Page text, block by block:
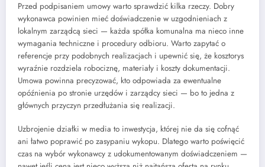
Przed podpisaniem umowy warto sprawdzić kilka rzeczy. Dobry
wykonawca powinien mieć doświadczenie w uzgodnieniach z
lokalnym zarządcą sieci — każda spółka komunalna ma nieco inne
wymagania techniczne i procedury odbioru. Warto zapytać o
referencje przy podobnych realizacjach i upewnić się, że kosztorys
wyraźnie rozdziela robociznę, materiały i koszty dokumentacji.
Umowa powinna precyzować, kto odpowiada za ewentualne
opóźnienia po stronie urzędów i zarządcy sieci — bo to jedna z
głównych przyczyn przedłużania się realizacji.
Uzbrojenie działki w media to inwestycja, której nie da się cofnąć
ani łatwo poprawić po zasypaniu wykopu. Dlatego warto poświęcić
czas na wybór wykonawcy z udokumentowanym doświadczeniem —